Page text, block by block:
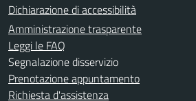
Dichiarazione di accessibilità
Amministrazione trasparente
Leggi le FAQ
Segnalazione disservizio
Prenotazione appuntamento
Richiesta d'assistenza